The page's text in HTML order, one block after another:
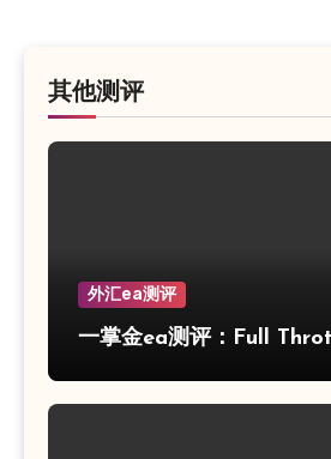
其他测评
外汇ea测评
一掌金ea测评：Full